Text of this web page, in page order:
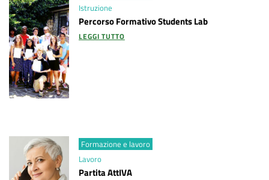
Istruzione
Percorso Formativo Students Lab
LEGGI TUTTO
Formazione e lavoro
Lavoro
Partita AttIVA